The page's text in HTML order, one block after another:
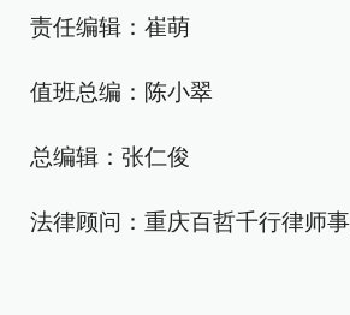
责任编辑：崔萌
值班总编：陈小翠
总编辑：张仁俊
法律顾问：重庆百哲千行律师